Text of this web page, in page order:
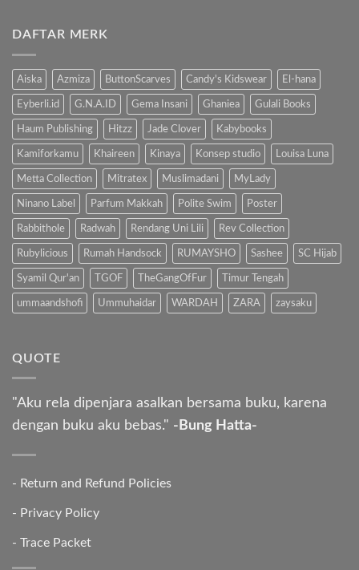
Kenalkan
Anak
Manfaat
Anak
DAFTAR MERK
Aiska Azmiza ButtonScarves Candy's Kidswear El-hana
Eyberli.id G.N.A.ID Gema Insani Ghaniea Gulali Books
Haum Publishing Hitzz Jade Clover Kabybooks
Kamiforkamu Khaireen Kinaya Konsep studio Louisa Luna
Metta Collection Mitratex Muslimadani MyLady
Ninano Label Parfum Makkah Polite Swim Poster
Rabbithole Radwah Rendang Uni Lili Rev Collection
Rubylicious Rumah Handsock RUMAYSHO Sashee SC Hijab
Syamil Qur'an TGOF TheGangOfFur Timur Tengah
ummaandshofi Ummuhaidar WARDAH ZARA zaysaku
QUOTE
"Aku rela dipenjara asalkan bersama buku, karena
dengan buku aku bebas." -Bung Hatta-
- Return and Refund Policies
- Privacy Policy
- Trace Packet